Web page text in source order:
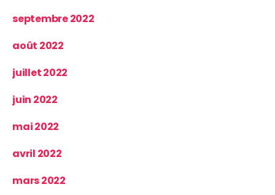
septembre 2022
août 2022
juillet 2022
juin 2022
mai 2022
avril 2022
mars 2022